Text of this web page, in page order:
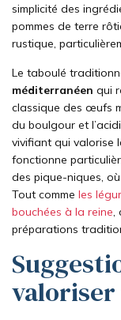
simplicité des
pommes de terre
rustique,
Le taboulé
méditerranéen qui
classique des œufs
du boulgour et
vivifiant qui valorise
fonctionne
des pique-niques,
Tout comme les
bouchées à la reine,
préparations